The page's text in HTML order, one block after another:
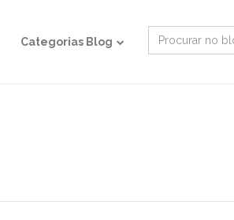
Categorias Blog
Search
for: